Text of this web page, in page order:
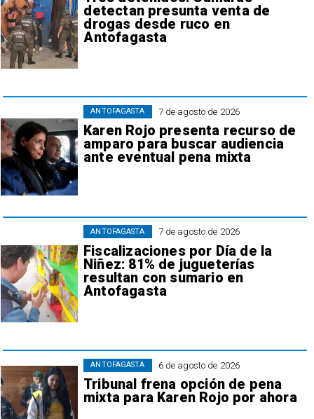
detectan presunta venta de
drogas desde ruco en
Antofagasta
7 de agosto de 2026
Karen Rojo presenta recurso de
amparo para buscar audiencia
ante eventual pena mixta
ANTOFAGASTA
7 de agosto de 2026
Fiscalizaciones por Día de la
Niñez: 81% de jugueterías
resultan con sumario en
Antofagasta
ANTOFAGASTA
6 de agosto de 2026
Tribunal frena opción de pena
mixta para Karen Rojo por ahora
ANTOFAGASTA